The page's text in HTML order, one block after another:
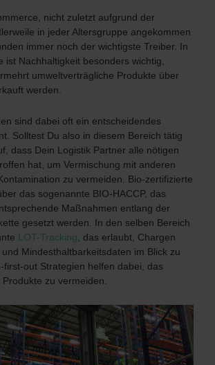
nicht zuletzt aufgrund der
in jeder Altersgruppe angekommen
immer noch der wichtigste Treiber. In
ist Nachhaltigkeit besonders wichtig,
umweltverträgliche Produkte über
werden.
sind dabei oft ein entscheidendes
Solltest Du also in diesem Bereich tätig
dass Dein Logistik Partner alle nötigen
hat, um Vermischung mit anderen
zu vermeiden. Bio-zertifizierte
das sogenannte BIO-HACCP, das
Maßnahmen entlang der
gesetzt werden. In den selben Bereich
LOT-Tracking, das erlaubt, Chargen
Mindesthaltbarkeitsdaten im Blick zu
first-out Strategien helfen dabei, das
zu vermeiden.